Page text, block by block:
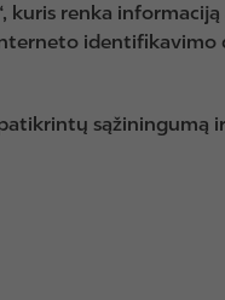
renka
identifikavimo